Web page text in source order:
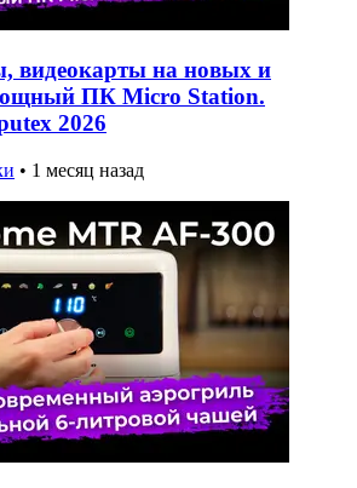
видеокарты на новых и
ПК Micro Station.
2026
• 1 месяц назад